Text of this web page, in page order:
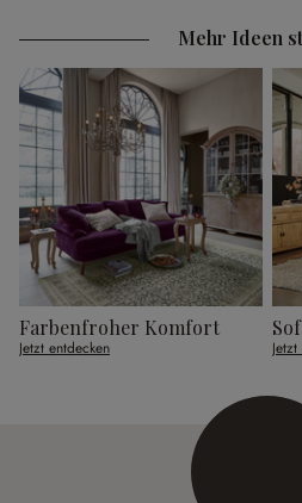
Mehr Ideen
Farbenfroher Komfort
Jetzt entdecken